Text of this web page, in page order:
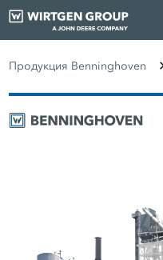
Продукция Benninghoven